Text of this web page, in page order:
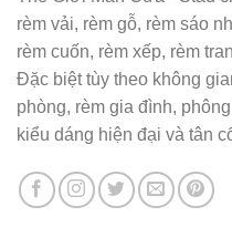
rèm vải, rèm gỗ, rèm sáo
rèm cuốn, rèm xếp, rèm
Đặc biệt tùy theo không
phòng, rèm gia đình,
kiểu dáng hiện đại và tân